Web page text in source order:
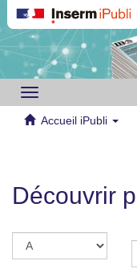
Toggle
navigation
Accueil iPubli
Découvrir